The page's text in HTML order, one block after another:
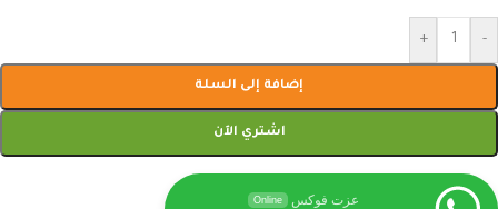
-
+
إضافة إلى السلة
اشتري الآن
عزت فوكس Online